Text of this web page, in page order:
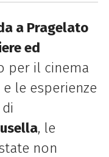
a Pragelato
ed
per il cinema
le esperienze
, le
non